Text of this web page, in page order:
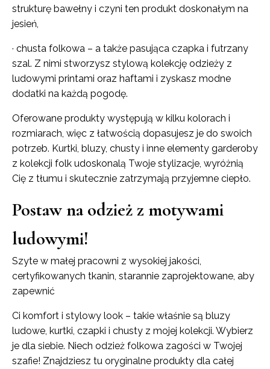
strukturę bawełny i czyni ten produkt doskonałym na
jesień,
· chusta folkowa – a także pasująca czapka i futrzany
szal. Z nimi stworzysz stylową kolekcję odzieży z
ludowymi printami oraz haftami i zyskasz modne
dodatki na każdą pogodę.
Oferowane produkty występują w kilku kolorach i
rozmiarach, więc z łatwością dopasujesz je do swoich
potrzeb. Kurtki, bluzy, chusty i inne elementy garderoby
z kolekcji folk udoskonalą Twoje stylizacje, wyróżnią
Cię z tłumu i skutecznie zatrzymają przyjemne ciepło.
Postaw na odzież z motywami
ludowymi!
Szyte w małej pracowni z wysokiej jakości,
certyfikowanych tkanin, starannie zaprojektowane, aby
zapewnić
Ci komfort i stylowy look – takie właśnie są bluzy
ludowe, kurtki, czapki i chusty z mojej kolekcji. Wybierz
je dla siebie. Niech odzież folkowa zagości w Twojej
szafie! Znajdziesz tu oryginalne produkty dla całej